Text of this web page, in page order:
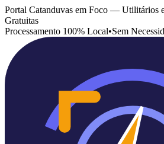
Portal Catanduvas em Foco — Utilitários
Gratuitas
Processamento 100% Local•Sem